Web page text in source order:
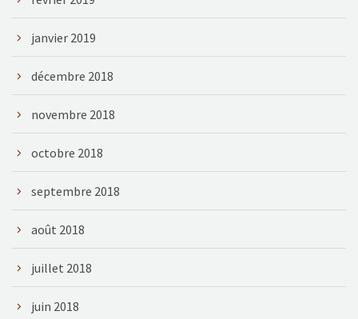
janvier 2019
décembre 2018
novembre 2018
octobre 2018
septembre 2018
août 2018
juillet 2018
juin 2018